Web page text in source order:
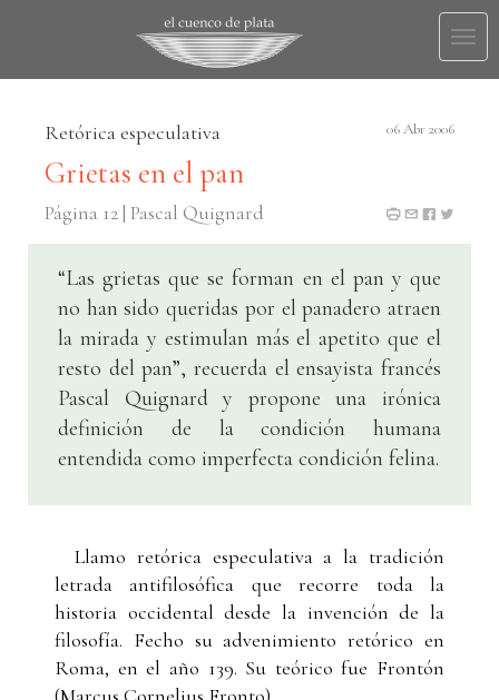
Retórica especulativa 06 Abr 2006
Grietas en el pan
Página 12 | Pascal Quignard
“Las grietas que se forman en el pan y que
no han sido queridas por el panadero atraen
la mirada y estimulan más el apetito que el
resto del pan”, recuerda el ensayista francés
Pascal Quignard y propone una irónica
definición de la condición humana
entendida como imperfecta condición felina.
Llamo retórica especulativa a la tradición
letrada antifilosófica que recorre toda la
historia occidental desde la invención de la
filosofía. Fecho su advenimiento retórico en
Roma, en el año 139. Su teórico fue Frontón